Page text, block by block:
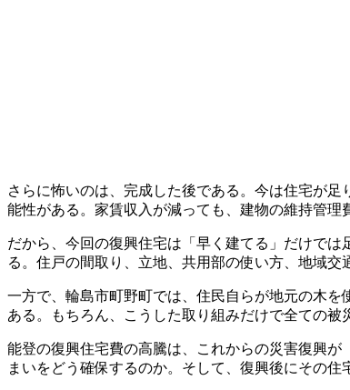
さらに怖いのは、完成した後である。今は住宅が
能性がある。家賃収入が減っても、建物の維持管理
だから、今回の復興住宅は「早く建てる」だけで
る。住戸の間取り、立地、共用部の使い方、地域
一方で、輪島市町野町では、住民自らが地元の木
ある。もちろん、こうした取り組みだけで全ての
能登の復興住宅費の高騰は、これからの災害復興
まいをどう確保するのか。そして、復興後にその